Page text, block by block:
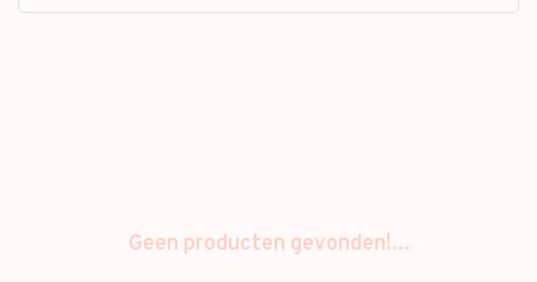
Geen producten gevonden!...